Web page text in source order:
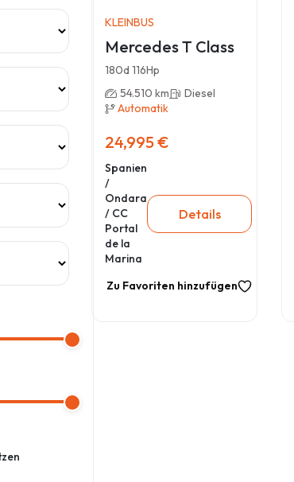
KLEINBUS
Mercedes T Class
180d 116Hp
54.510 km
Diesel
Automatik
24,995 €
Spanien
/
Ondara
/ CC
Portal
de la
Marina
Details
Zu Favoriten hinzufügen